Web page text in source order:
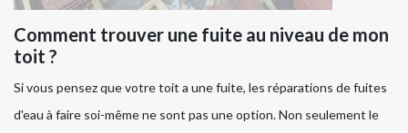
Comment trouver une fuite au niveau de mon
toit ?
Si vous pensez que votre toit a une fuite, les réparations de fuites
d'eau à faire soi-même ne sont pas une option. Non seulement le